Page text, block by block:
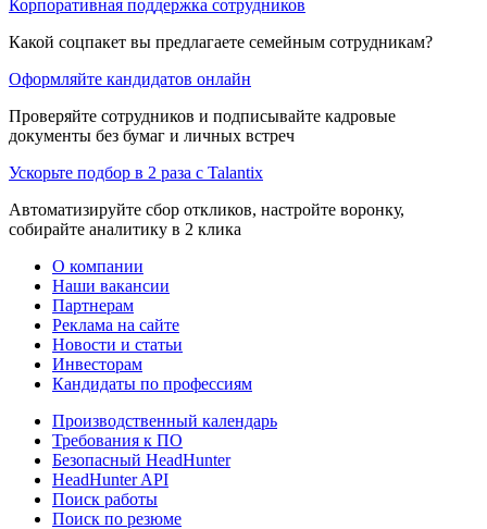
Корпоративная поддержка сотрудников
Какой соцпакет вы предлагаете семейным сотрудникам?
Оформляйте кандидатов онлайн
Проверяйте сотрудников и подписывайте кадровые
документы без бумаг и личных встреч
Ускорьте подбор в 2 раза с Talantix
Автоматизируйте сбор откликов, настройте воронку,
собирайте аналитику в 2 клика
О компании
Наши вакансии
Партнерам
Реклама на сайте
Новости и статьи
Инвесторам
Кандидаты по профессиям
Производственный календарь
Требования к ПО
Безопасный HeadHunter
HeadHunter API
Поиск работы
Поиск по резюме